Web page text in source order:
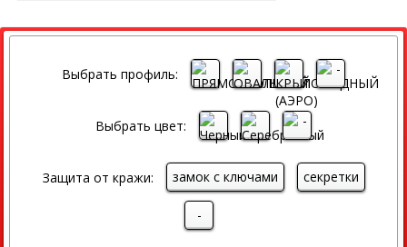
СКИДКА
Выбрать профиль:
Выбрать цвет:
Защита от кражи: замок с ключами секретки
-